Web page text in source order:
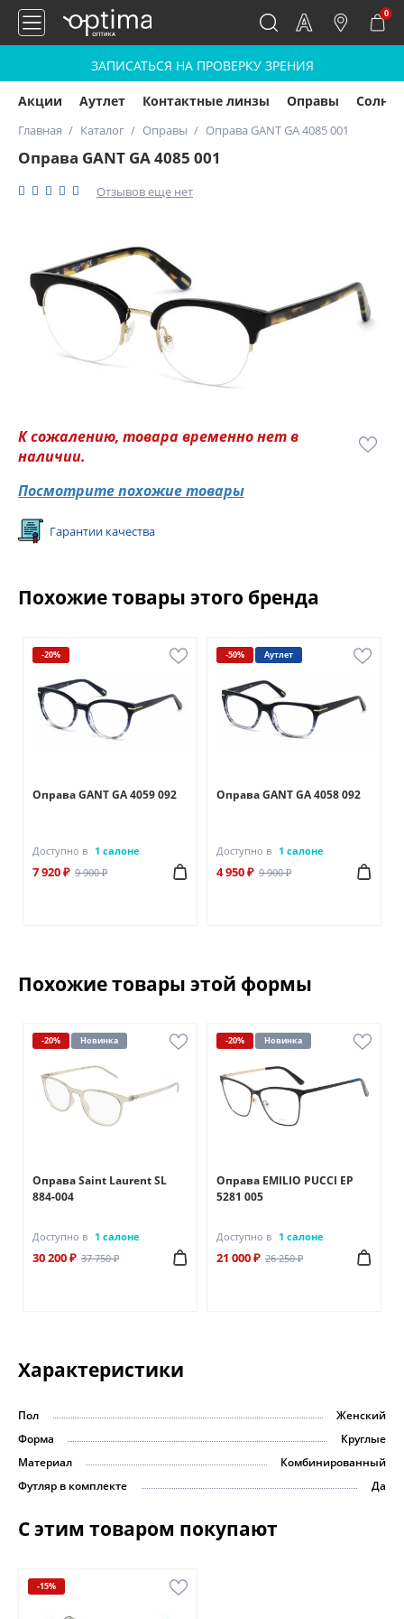
0
ЗАПИСАТЬСЯ НА ПРОВЕРКУ ЗРЕНИЯ
Акции Аутлет Контактные линзы Оправы
Главная Каталог Оправы Оправа GANT GA 4085 001
Оправа GANT GA 4085 001
Отзывов еще нет
К сожалению, товара временно нет в
наличии.
Посмотрите похожие товары
Гарантии качества
Похожие товары этого бренда
-20%
Оправа GANT GA 4059 092
Доступно в 1 салоне
7 920 ₽ 9 900 ₽
-50% Аутлет
Оправа GANT GA 4058 092
Доступно в 1 салоне
4 950 ₽ 9 900 ₽
Похожие товары этой формы
-20% Новинка
Оправа Saint Laurent SL
884-004
Доступно в 1 салоне
30 200 ₽ 37 750 ₽
-20% Новинка
Оправа EMILIO PUCCI EP
5281 005
Доступно в 1 салоне
21 000 ₽ 26 250 ₽
Характеристики
Пол
Женский
Форма
Круглые
Материал
Комбинированный
Футляр в комплекте
Да
С этим товаром покупают
-15%